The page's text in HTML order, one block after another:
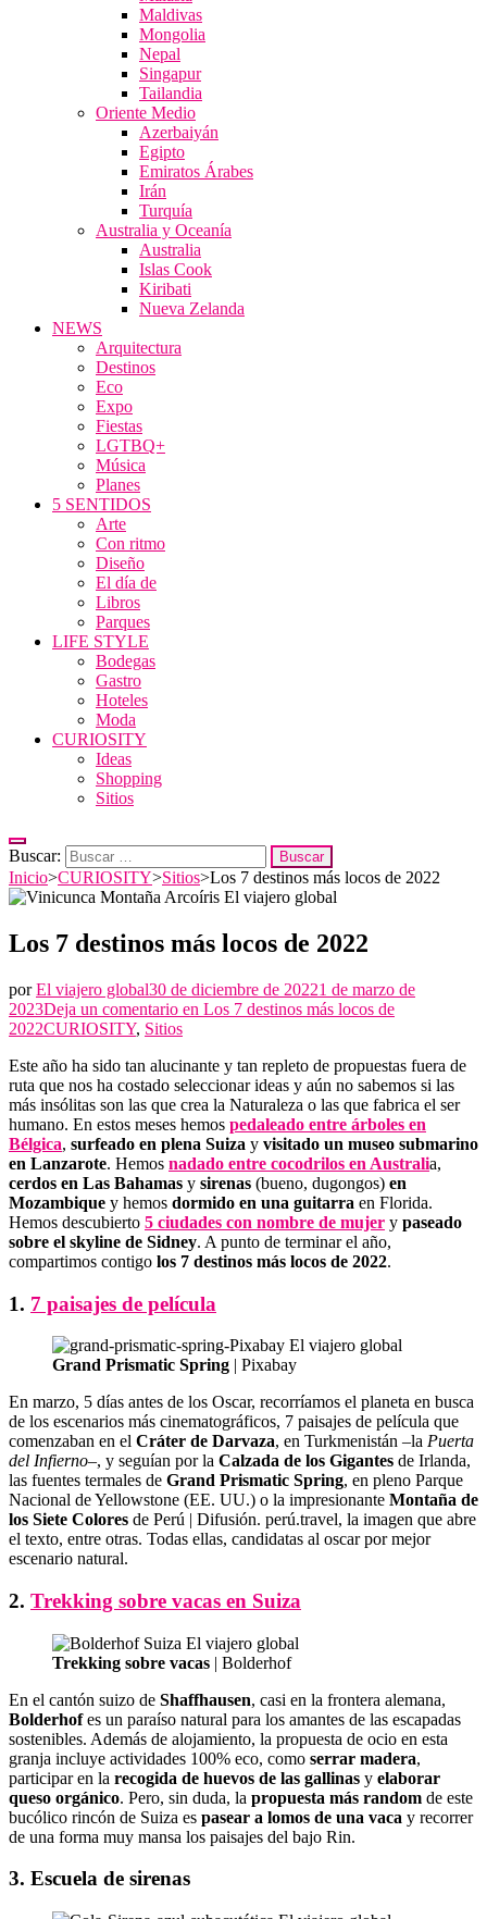
Maldivas
Mongolia
Nepal
Singapur
Tailandia
Oriente Medio
Azerbaiyán
Egipto
Emiratos Árabes
Irán
Turquía
Australia y Oceanía
Australia
Islas Cook
Kiribati
Nueva Zelanda
NEWS
Arquitectura
Destinos
Eco
Expo
Fiestas
LGTBQ+
Música
Planes
5 SENTIDOS
Arte
Con ritmo
Diseño
El día de
Libros
Parques
LIFE STYLE
Bodegas
Gastro
Hoteles
Moda
CURIOSITY
Ideas
Shopping
Sitios
Buscar:
Inicio>CURIOSITY>Sitios>Los 7 destinos más locos de 2022
Los 7 destinos más locos de 2022
porEl viajero global30 de diciembre de 20221 de marzo de
2023Deja un comentario en Los 7 destinos más locos de
2022CURIOSITY, Sitios
Este año ha sido tan alucinante y tan repleto de propuestas fuera de
ruta que nos ha costado seleccionar ideas y aún no sabemos si las
más insólitas son las que crea la Naturaleza o las que fabrica el ser
humano. En estos meses hemos pedaleado entre árboles en
Bélgica, surfeado en plena Suiza y visitado un museo submarino
en Lanzarote. Hemos nadado entre cocodrilos en Australia,
cerdos en Las Bahamas y sirenas (bueno, dugongos) en
Mozambique y hemos dormido en una guitarra en Florida.
Hemos descubierto 5 ciudades con nombre de mujer y paseado
sobre el skyline de Sidney. A punto de terminar el año,
compartimos contigo los 7 destinos más locos de 2022.
1. 7 paisajes de película
Grand Prismatic Spring | Pixabay
En marzo, 5 días antes de los Oscar, recorríamos el planeta en busca
de los escenarios más cinematográficos, 7 paisajes de película que
comenzaban en el Cráter de Darvaza, en Turkmenistán –la Puerta
del Infierno–, y seguían por la Calzada de los Gigantes de Irlanda,
las fuentes termales de Grand Prismatic Spring, en pleno Parque
Nacional de Yellowstone (EE. UU.) o la impresionante Montaña de
los Siete Colores de Perú | Difusión. perú.travel, la imagen que abre
el texto, entre otras. Todas ellas, candidatas al oscar por mejor
escenario natural.
2. Trekking sobre vacas en Suiza
Trekking sobre vacas | Bolderhof
En el cantón suizo de Shaffhausen, casi en la frontera alemana,
Bolderhofes un paraíso natural para los amantes de las escapadas
sostenibles. Además de alojamiento, la propuesta de ocio en esta
granja incluye actividades 100% eco, como serrar madera,
participar en la recogida de huevos de las gallinas y elaborar
queso orgánico. Pero, sin duda, la propuesta más random de este
bucólico rincón de Suiza es pasear a lomos de una vaca y recorrer
de una forma muy mansa los paisajes del bajo Rin.
3. Escuela de sirenas